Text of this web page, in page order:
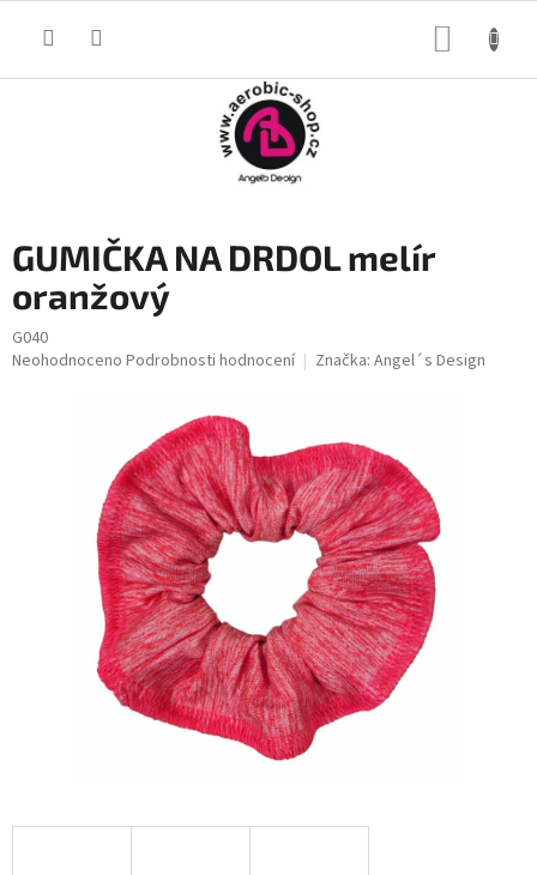
GUMIČKA NA DRDOL melír
oranžový
G040
Průměrné
Neohodnoceno Podrobnosti hodnocení Značka: Angel´s Design